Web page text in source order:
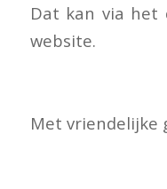
Dat kan via het
website.
Met vriendelijke